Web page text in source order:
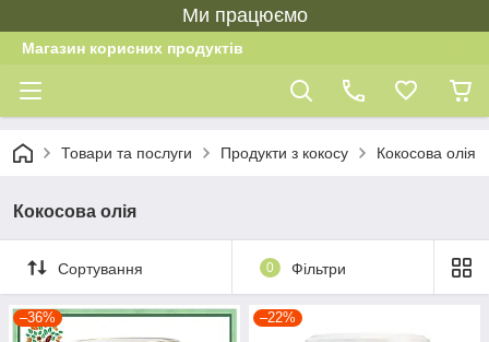
Ми працюємо
Магазин корисних продуктів
Товари та послуги Продукти з кокосу Кокосова олія
Кокосова олія
Сортування 0 Фільтри
–36% –22%